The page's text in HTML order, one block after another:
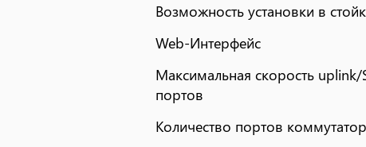
Возможность установки в
Web-Интерфейс
Максимальная скорость uplink/
портов
Количество портов